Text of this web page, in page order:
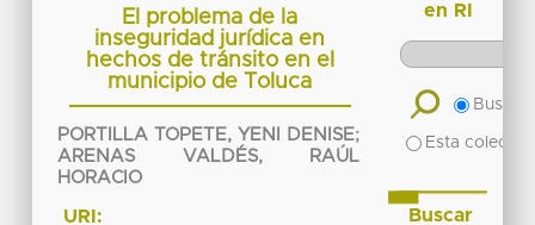
El problema de la
inseguridad jurídica en
hechos de tránsito en el
municipio de Toluca
PORTILLA TOPETE, YENI DENISE;
ARENAS VALDÉS, RAÚL
HORACIO
URI:
en RI
Buscar
Esta
Buscar